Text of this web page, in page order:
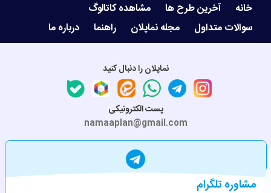
خانه آخرین طرح ها
مشاهده کاتالوگ
سوالات متداول
مجله نماپلان راهنما درباره ما
نماپلان را دنبال کنید
پست الکترونیکی
namaaplan@gmail.com
مشاوره تلگرام